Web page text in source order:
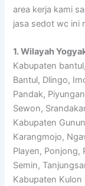
area kerja kami
jasa sedot wc ini
1. Wilayah
Kabupaten
Bantul, Dlingo,
Pandak,
Sewon,
Kabupaten
Karangmojo,
Playen, Ponjong,
Semin,
Kabupaten Kulon